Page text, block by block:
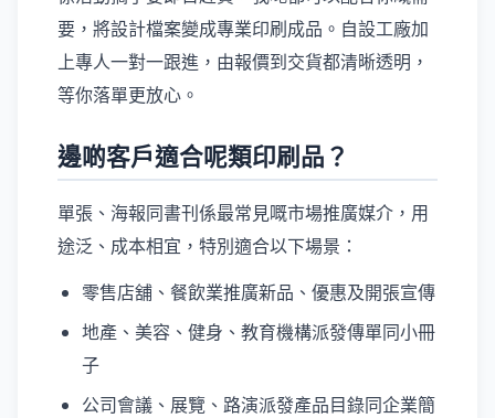
要，將設計檔案變成專業印刷成品。自設工廠加
上專人一對一跟進，由報價到交貨都清晰透明，
等你落單更放心。
邊啲客戶適合呢類印刷品？
單張、海報同書刊係最常見嘅市場推廣媒介，用
途泛、成本相宜，特別適合以下場景：
零售店舖、餐飲業推廣新品、優惠及開張宣傳
地產、美容、健身、教育機構派發傳單同小冊
子
公司會議、展覽、路演派發產品目錄同企業簡